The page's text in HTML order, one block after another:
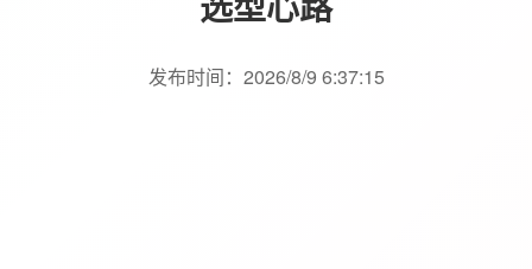
发布时间：2026/8/9 6:37:15